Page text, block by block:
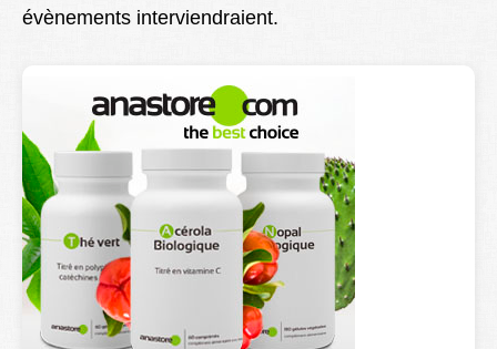
évènements interviendraient.